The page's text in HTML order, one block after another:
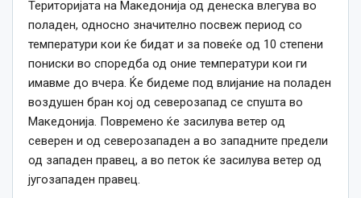
Територијата на Македонија од денеска влегува во
поладен, односно значително посвеж период со
температури кои ќе бидат и за повеќе од 10 степени
пониски во споредба од оние температури кои ги
имавме до вчера. Ќе бидеме под влијание на поладен
воздушен бран кој од северозапад се спушта во
Македонија. Повремено ќе засилува ветер од
северен и од северозападен а во западните предели
од западен правец, а во петок ќе засилува ветер од
југозападен правец.